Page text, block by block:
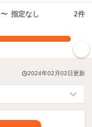
〜 指定なし 2件
2024年02月02日更新